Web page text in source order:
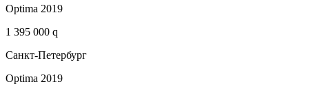
Optima 2019
1 395 000 q
Санкт-Петербург
Optima 2019